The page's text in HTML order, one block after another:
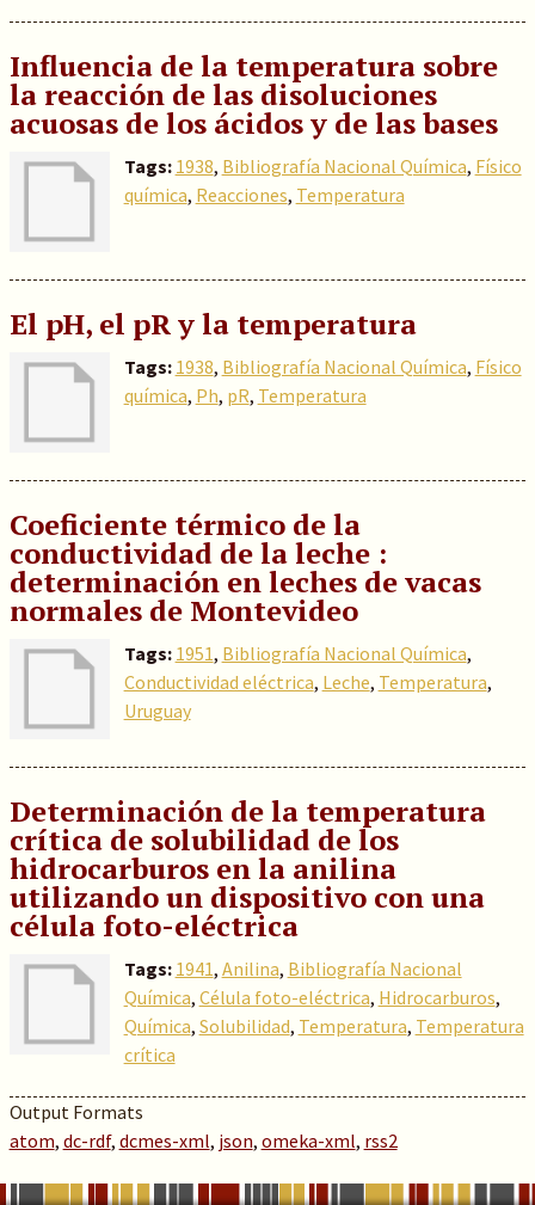
Influencia de la temperatura sobre
la reacción de las disoluciones
acuosas de los ácidos y de las bases
Tags: 1938, Bibliografía Nacional Química, Físico
química, Reacciones, Temperatura
El pH, el pR y la temperatura
Tags: 1938, Bibliografía Nacional Química, Físico
química, Ph, pR, Temperatura
Coeficiente térmico de la
conductividad de la leche :
determinación en leches de vacas
normales de Montevideo
Tags: 1951, Bibliografía Nacional Química,
Conductividad eléctrica, Leche, Temperatura,
Uruguay
Determinación de la temperatura
crítica de solubilidad de los
hidrocarburos en la anilina
utilizando un dispositivo con una
célula foto-eléctrica
Tags: 1941, Anilina, Bibliografía Nacional
Química, Célula foto-eléctrica, Hidrocarburos,
Química, Solubilidad, Temperatura, Temperatura
crítica
Output Formats
atom, dc-rdf, dcmes-xml, json, omeka-xml, rss2